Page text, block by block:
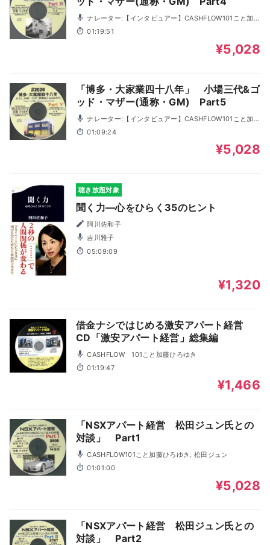
ナレーター:【インタビュアー】CASHFLOW101こと加藤
ひろゆき 【語り手】ゴッド・マザー, 小場さん
01:19:51
¥5,028
「博多・大家業四十八年」 小場三代&ゴ
ッド・マザー(通称・GM) Part5
ナレーター:【インタビュアー】CASHFLOW101こと加藤
ひろゆき 【語り手】ゴッド・マザー, 小場さん
01:09:24
¥5,028
聴き放題対象
聞く力―心をひらく35のヒント
阿川佐和子
吉川雅子
05:09:09
¥1,320
借金ナシではじめる激安アパート経営
CD「激安アパート経営」総集編
CASHFLOW 101こと加藤ひろゆき
01:19:47
¥1,466
「NSXアパート経営 松田ジュン氏との
対談」 Part1
CASHFLOW101こと加藤ひろゆき, 松田ジュン
01:01:00
¥5,028
「NSXアパート経営 松田ジュン氏との
対談」 Part2